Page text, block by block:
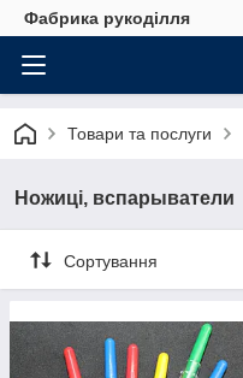
Фабрика рукоділля
Товари та послуги
Ножиці, вспарыватели
Сортування